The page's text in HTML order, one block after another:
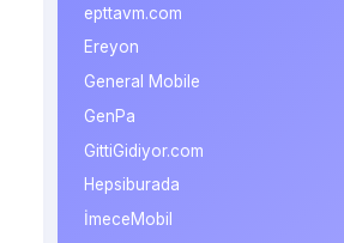
epttavm.com
Ereyon
General Mobile
GenPa
GittiGidiyor.com
Hepsiburada
İmeceMobil